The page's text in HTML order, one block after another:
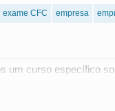
exame CFC empresa
um curso específico